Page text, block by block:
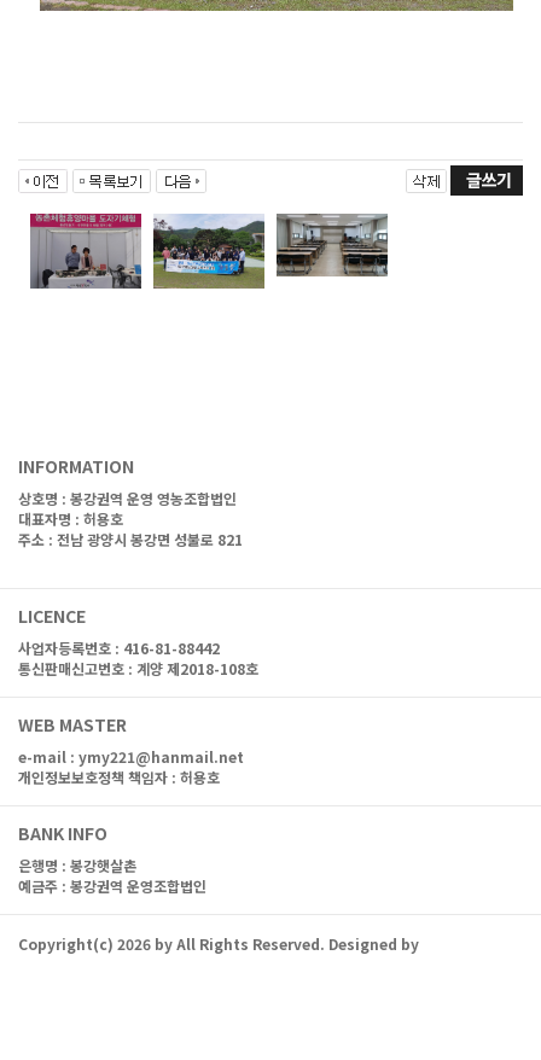
INFORMATION
상호명 : 봉강권역 운영 영농조합법인
대표자명 : 허용호
주소 : 전남 광양시 봉강면 성불로 821
LICENCE
사업자등록번호 : 416-81-88442
통신판매신고번호 : 계양 제2018-108호
WEB MASTER
e-mail : ymy221@hanmail.net
개인정보보호정책 책임자 : 허용호
BANK INFO
은행명 : 봉강햇살촌
예금주 : 봉강권역 운영조합법인
Copyright(c) 2026 byAll Rights Reserved. Designed by